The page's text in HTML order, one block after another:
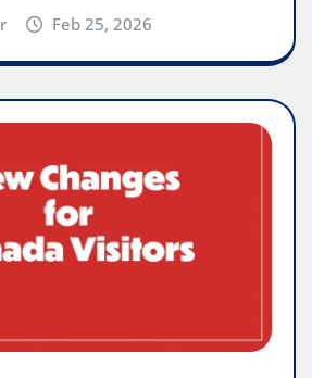
Feb 25, 2026